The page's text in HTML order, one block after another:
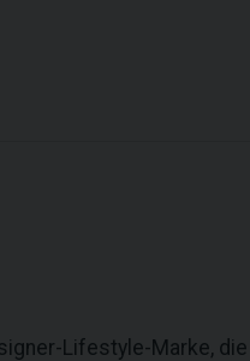
Lifestyle-Marke,